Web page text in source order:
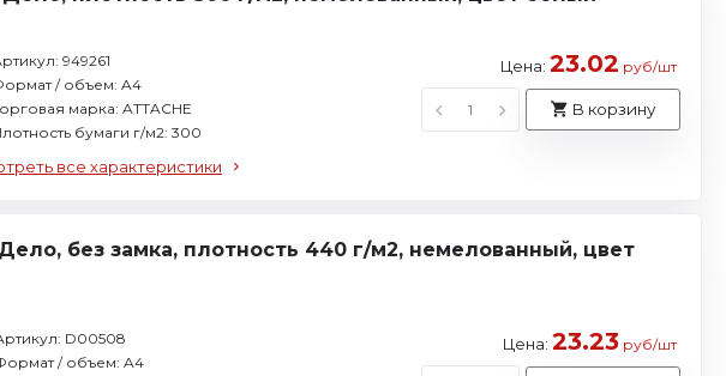
949261
/ объем: A4
марка: ATTACHE
бумаги г/м2: 300
все характеристики
Цена: 23.02 руб/шт
В корзину
без замка, плотность 440 г/м2, немелованный, цвет
D00508
/ объем: A4
Цена: 23.23 руб/шт